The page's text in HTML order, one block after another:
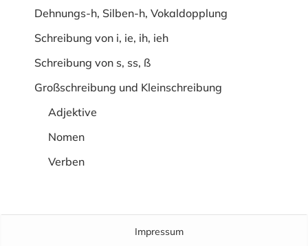
Dehnungs-h, Silben-h, Vokaldopplung
Schreibung von i, ie, ih, ieh
Schreibung von s, ss, ß
Großschreibung und Kleinschreibung
Adjektive
Nomen
Verben
Impressum